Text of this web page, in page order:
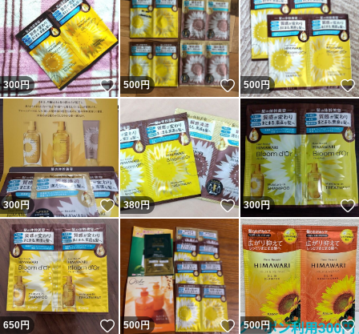
300円 いいね！
500円 いいね！
500円
300円 いいね！
380円 いいね！
300円
650円 いいね！
500円 いいね！
500円